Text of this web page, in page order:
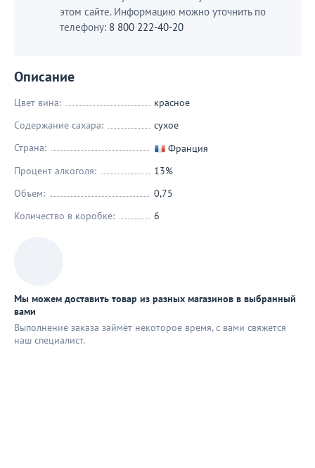
этом сайте. Информацию можно уточнить по
телефону: 8 800 222-40-20
Описание
Цвет вина:
красное
Содержание сахара:
сухое
Страна:
Франция
Процент алкоголя:
13%
Объем:
0,75
Количество в коробке:
6
Мы можем доставить товар из разных магазинов в выбранный
вами
Выполнение заказа займёт некоторое время, с вами свяжется
наш специaлист.